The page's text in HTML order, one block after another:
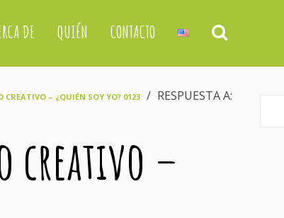
DE QUIÉN CONTACTO
CREATIVO – ¿QUIÉN SOY YO? 0123
RESPUESTA A:
creativo –